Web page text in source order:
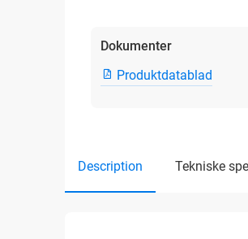
Dokumenter
Produktdatablad
description tekniske